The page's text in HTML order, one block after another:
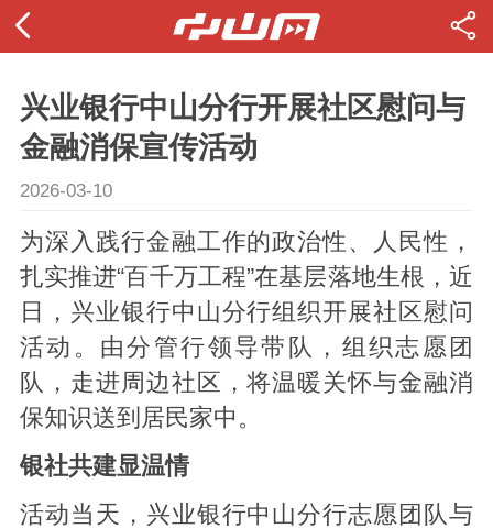
兴业银行中山分行开展社区慰问与
金融消保宣传活动
2026-03-10
为深入践行金融工作的政治性、人民性，
扎实推进“百千万工程”在基层落地生根，近
日，兴业银行中山分行组织开展社区慰问
活动。由分管行领导带队，组织志愿团
队，走进周边社区，将温暖关怀与金融消
保知识送到居民家中。
银社共建显温情
活动当天，兴业银行中山分行志愿团队与